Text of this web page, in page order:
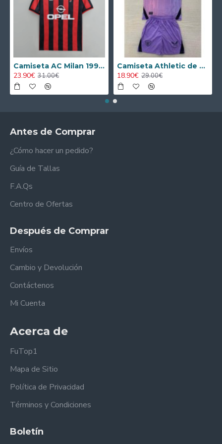
Camiseta AC Milan 1995/1996 Local Retro
23.90€ 31.00€
Camiseta Athletic de Bilbao 2024/2025 Alternativo Niño Kit
18.90€ 29.00€
Antes de Comprar
¿Cómo hacer un pedido?
Guía de Tallas
F.A.Qs
Centro de Ofertas
Después de Comprar
Envíos
Cambio y Devolución
Contáctenos
Mi Cuenta
Acerca de
FuTop1
Mapa de Sitio
Política de Privacidad
Términos y Condiciones
Boletín